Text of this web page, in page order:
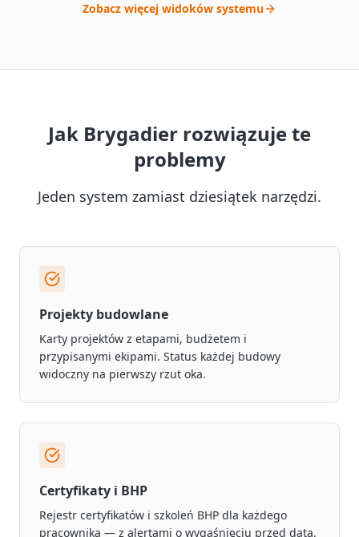
Zobacz więcej widoków systemu
Jak Brygadier rozwiązuje te
problemy
Jeden system zamiast dziesiątek narzędzi.
Projekty budowlane
Karty projektów z etapami, budżetem i
przypisanymi ekipami. Status każdej budowy
widoczny na pierwszy rzut oka.
Certyfikaty i BHP
Rejestr certyfikatów i szkoleń BHP dla każdego
pracownika — z alertami o wygaśnięciu przed datą.